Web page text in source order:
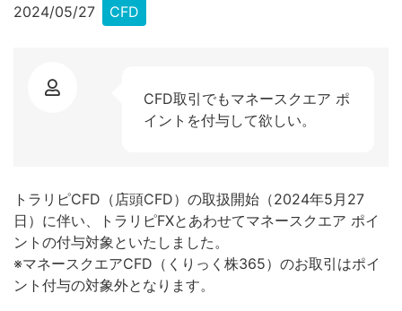
2024/05/27 CFD
CFD取引でもマネースクエア ポ
イントを付与して欲しい。
トラリピCFD（店頭CFD）の取扱開始（2024年5月27
日）に伴い、トラリピFXとあわせてマネースクエア ポイ
ントの付与対象といたしました。
※マネースクエアCFD（くりっく株365）のお取引はポイ
ント付与の対象外となります。